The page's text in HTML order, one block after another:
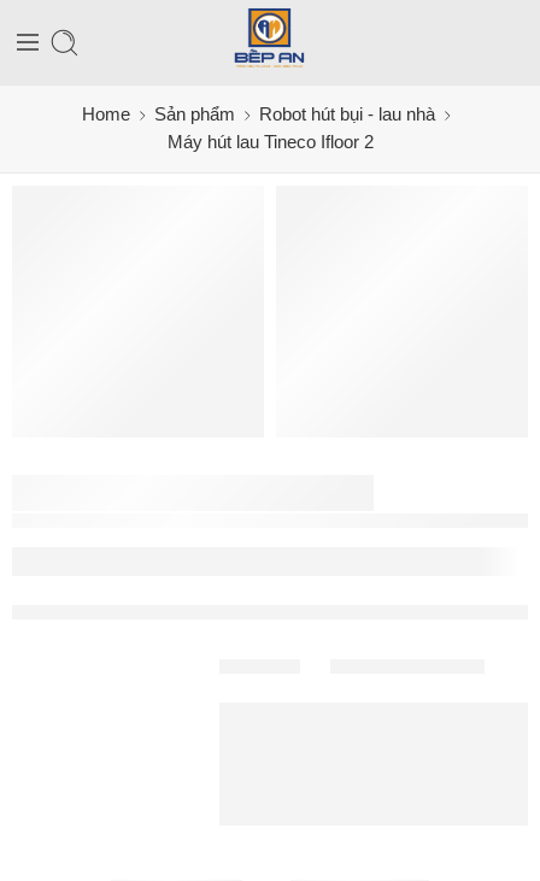
Home Sản phẩm
Robot hút bụi - lau nhà
Máy hút lau Tineco Ifloor 2